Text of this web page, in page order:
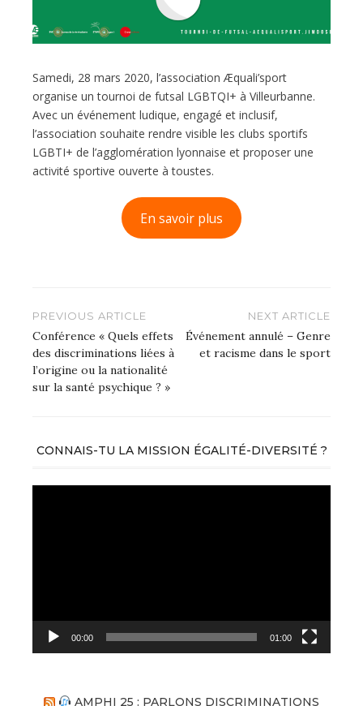
Samedi, 28 mars 2020, l’association Æquali’sport
organise un tournoi de futsal LGBTQI+ à Villeurbanne.
Avec un événement ludique, engagé et inclusif,
l’association souhaite rendre visible les clubs sportifs
LGBTI+ de l’agglomération lyonnaise et proposer une
activité sportive ouverte à toustes.
En savoir plus
Navigation
de
l’article
PREVIOUS ARTICLE
Conférence « Quels effets
des discriminations liées à
l’origine ou la nationalité
sur la santé psychique ? »
NEXT ARTICLE
Événement annulé – Genre
et racisme dans le sport
CONNAIS-TU LA MISSION ÉGALITÉ-DIVERSITÉ ?
00:00 01:00
AMPHI 25 : PARLONS DISCRIMINATIONS